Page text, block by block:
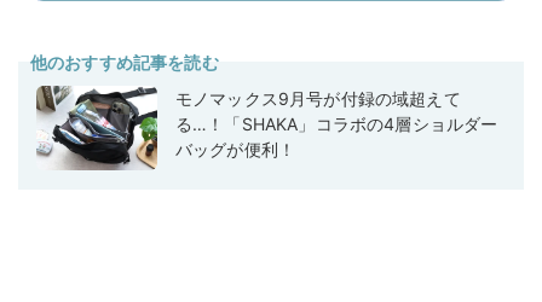
他のおすすめ記事を読む
モノマックス9月号が付録の域超えて
る…！「SHAKA」コラボの4層ショルダー
バッグが便利！